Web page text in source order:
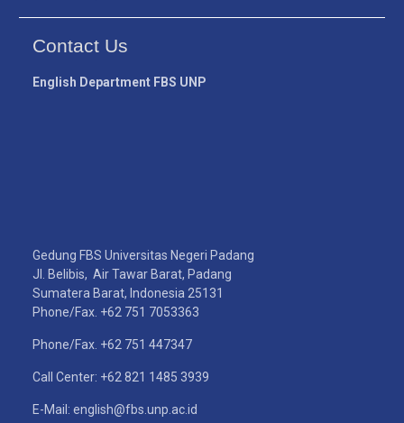
Contact Us
English Department FBS UNP
Gedung FBS Universitas Negeri Padang
Jl. Belibis, Air Tawar Barat, Padang
Sumatera Barat, Indonesia 25131
Phone/Fax. +62 751 7053363
Phone/Fax. +62 751 447347
Call Center: +62 821 1485 3939
E-Mail: english@fbs.unp.ac.id